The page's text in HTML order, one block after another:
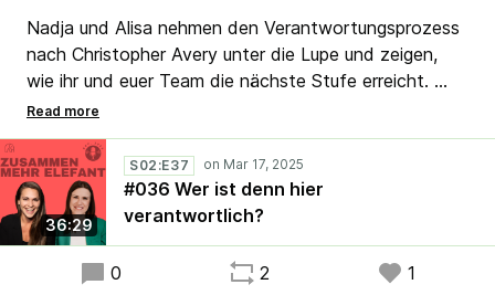
Nadja und Alisa nehmen den Verantwortungsprozess
nach Christopher Avery unter die Lupe und zeigen,
wie ihr und euer Team die nächste Stufe erreicht.
Quiet quitting, Dienst nach Vorschrift oder echtes
Ownership – was braucht es für mehr Verantwortung?
Hört rein und lernt, was Übernahme von
Verantwortung wirklich heißt! 🎧
#Lean #Agile #Kaizen #Scrum
36:29
S02:E37
#036 Wer ist denn hier
verantwortlich?
0 2 1